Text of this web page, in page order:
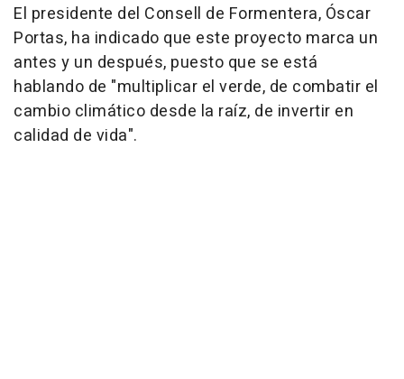
El presidente del Consell de Formentera, Óscar
Portas, ha indicado que este proyecto marca un
antes y un después, puesto que se está
hablando de "multiplicar el verde, de combatir el
cambio climático desde la raíz, de invertir en
calidad de vida".